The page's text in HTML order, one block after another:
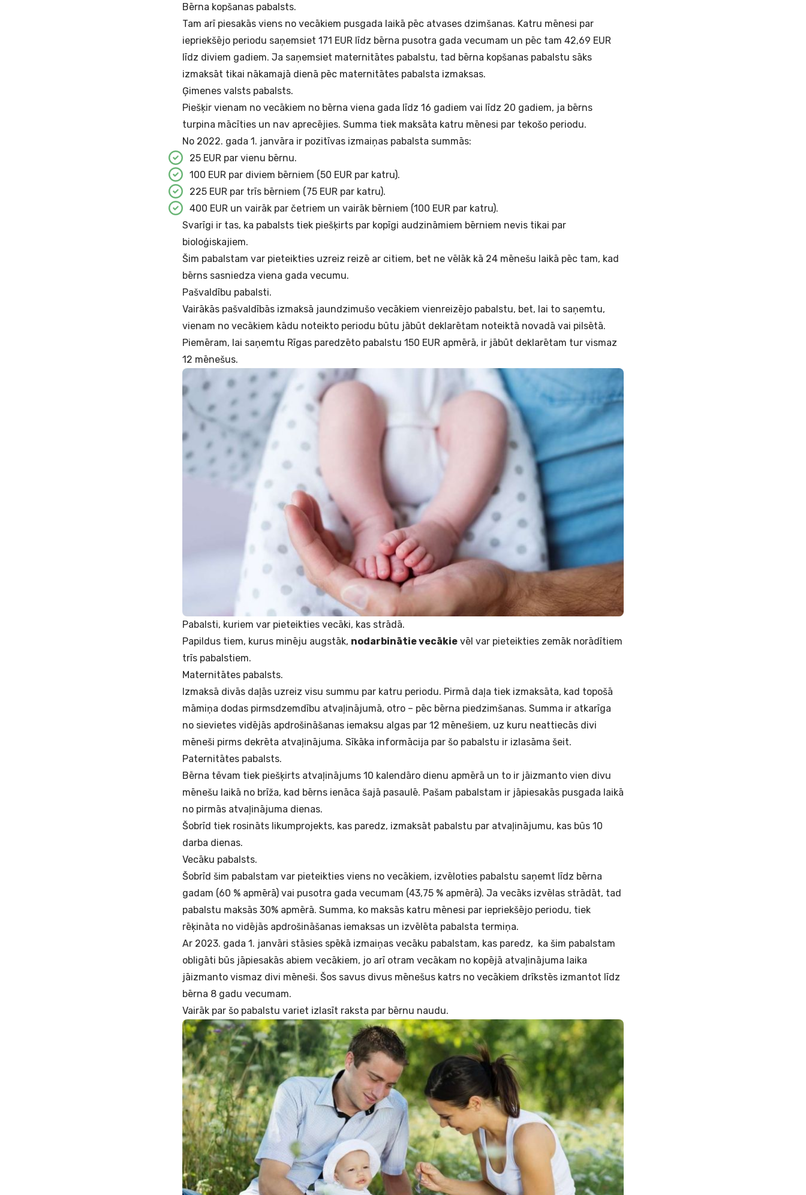
Bērna kopšanas pabalsts.
Tam arī piesakās viens no vecākiem pusgada laikā pēc atvases dzimšanas. Katru mēnesi par
iepriekšējo periodu saņemsiet 171 EUR līdz bērna pusotra gada vecumam un pēc tam 42,69 EUR
līdz diviem gadiem. Ja saņemsiet maternitātes pabalstu, tad bērna kopšanas pabalstu sāks
izmaksāt tikai nākamajā dienā pēc maternitātes pabalsta izmaksas.
Ģimenes valsts pabalsts.
Piešķir vienam no vecākiem no bērna viena gada līdz 16 gadiem vai līdz 20 gadiem, ja bērns
turpina mācīties un nav aprecējies. Summa tiek maksāta katru mēnesi par tekošo periodu.
No 2022. gada 1. janvāra ir pozitīvas izmaiņas pabalsta summās:
25 EUR par vienu bērnu.
100 EUR par diviem bērniem (50 EUR par katru).
225 EUR par trīs bērniem (75 EUR par katru).
400 EUR un vairāk par četriem un vairāk bērniem (100 EUR par katru).
Svarīgi ir tas, ka pabalsts tiek piešķirts par kopīgi audzināmiem bērniem nevis tikai par
bioloģiskajiem.
Šim pabalstam var pieteikties uzreiz reizē ar citiem, bet ne vēlāk kā 24 mēnešu laikā pēc tam, kad
bērns sasniedza viena gada vecumu.
Pašvaldību pabalsti.
Vairākās pašvaldībās izmaksā jaundzimušo vecākiem vienreizējo pabalstu, bet, lai to saņemtu,
vienam no vecākiem kādu noteikto periodu būtu jābūt deklarētam noteiktā novadā vai pilsētā.
Piemēram, lai saņemtu Rīgas paredzēto pabalstu 150 EUR apmērā, ir jābūt deklarētam tur vismaz
12 mēnešus.
Pabalsti, kuriem var pieteikties vecāki, kas strādā.
Papildus tiem, kurus minēju augstāk, nodarbinātie vecākie vēl var pieteikties zemāk norādītiem
trīs pabalstiem.
Maternitātes pabalsts.
Izmaksā divās daļās uzreiz visu summu par katru periodu. Pirmā daļa tiek izmaksāta, kad topošā
māmiņa dodas pirmsdzemdību atvaļinājumā, otro – pēc bērna piedzimšanas. Summa ir atkarīga
no sievietes vidējās apdrošināšanas iemaksu algas par 12 mēnešiem, uz kuru neattiecās divi
mēneši pirms dekrēta atvaļinājuma. Sīkāka informācija par šo pabalstu ir izlasāma šeit.
Paternitātes pabalsts.
Bērna tēvam tiek piešķirts atvaļinājums 10 kalendāro dienu apmērā un to ir jāizmanto vien divu
mēnešu laikā no brīža, kad bērns ienāca šajā pasaulē. Pašam pabalstam ir jāpiesakās pusgada laikā
no pirmās atvaļinājuma dienas.
Šobrīd tiek rosināts likumprojekts, kas paredz, izmaksāt pabalstu par atvaļinājumu, kas būs 10
darba dienas.
Vecāku pabalsts.
Šobrīd šim pabalstam var pieteikties viens no vecākiem, izvēloties pabalstu saņemt līdz bērna
gadam (60 % apmērā) vai pusotra gada vecumam (43,75 % apmērā). Ja vecāks izvēlas strādāt, tad
pabalstu maksās 30% apmērā. Summa, ko maksās katru mēnesi par iepriekšējo periodu, tiek
rēķināta no vidējās apdrošināšanas iemaksas un izvēlēta pabalsta termiņa.
Ar 2023. gada 1. janvāri stāsies spēkā izmaiņas vecāku pabalstam, kas paredz, ka šim pabalstam
obligāti būs jāpiesakās abiem vecākiem, jo arī otram vecākam no kopējā atvaļinājuma laika
jāizmanto vismaz divi mēneši. Šos savus divus mēnešus katrs no vecākiem drīkstēs izmantot līdz
bērna 8 gadu vecumam.
Vairāk par šo pabalstu variet izlasīt raksta par bērnu naudu.